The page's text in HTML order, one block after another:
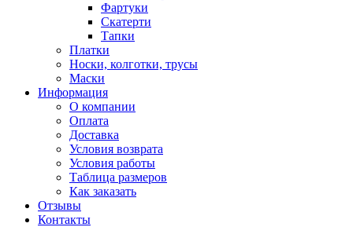
Фартуки
Скатерти
Тапки
Платки
Носки, колготки, трусы
Маски
Информация
О компании
Оплата
Доставка
Условия возврата
Условия работы
Таблица размеров
Как заказать
Отзывы
Контакты